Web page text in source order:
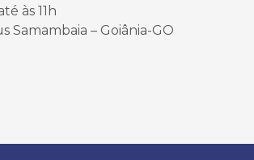
às 11h
Samambaia – Goiânia-GO